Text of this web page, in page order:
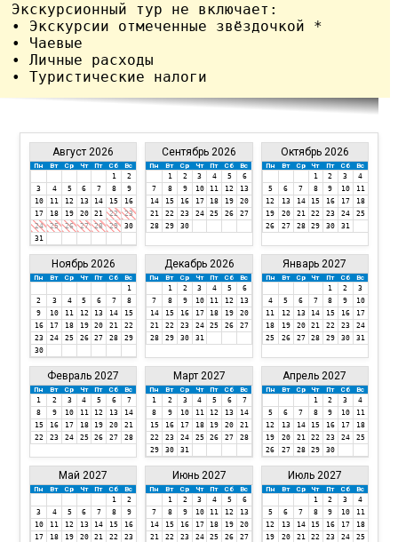
Экскурсионный тур не включает:
• Экскурсии отмеченные звёздочкой *
• Чаевые
• Личные расходы
Август 2026
Пн Вт Ср Чт Пт Сб
Вс
1
2
3
4 5 6 7 8
9
10
11 12 13 14 15
16
17
18 19 20 21 22
23
24
25 26 27 28 29
30
31
Сентябрь 2026
Пн Вт Ср Чт Пт Сб
Вс
1
2 3 4 5
6
7
8 9 10 11 12
13
14
15 16 17 18 19
20
21
22 23 24 25 26
27
28
29 30
Октябрь 2026
Пн Вт Ср Чт Пт Сб
Вс
1
2 3
4
5
6 7 8 9 10
11
12
13 14 15 16 17
18
19
20 21 22 23 24
25
26
27 28 29 30 31
Ноябрь 2026
Пн Вт Ср Чт Пт Сб
Вс
1
2
3 4 5 6 7
8
9
10 11 12 13 14
15
16
17 18 19 20 21
22
23
24 25 26 27 28
29
30
Декабрь 2026
Пн Вт Ср Чт Пт Сб
Вс
1
2 3 4 5
6
7
8 9 10 11 12
13
14
15 16 17 18 19
20
21
22 23 24 25 26
27
28
29 30 31
Январь 2027
Пн Вт Ср Чт Пт Сб
Вс
1
2
3
4
5 6 7 8 9
10
11
12 13 14 15 16
17
18
19 20 21 22 23
24
25
26 27 28 29 30 31
Февраль 2027
Пн Вт Ср Чт Пт Сб
Вс
1
2 3 4 5 6
7
8
9 10 11 12 13
14
15
16 17 18 19 20
21
22
23 24 25 26 27 28
Март 2027
Пн Вт Ср Чт Пт Сб
Вс
1
2 3 4 5 6
7
8
9 10 11 12 13
14
15
16 17 18 19 20
21
22
23 24 25 26 27
28
29
30 31
Апрель 2027
Пн Вт Ср Чт Пт Сб
Вс
1
2 3
4
5
6 7 8 9 10
11
12
13 14 15 16 17
18
19
20 21 22 23 24
25
26
27 28 29 30
Май 2027
Пн Вт Ср Чт Пт Сб
Вс
1
2
3
4 5 6 7 8
9
10
11 12 13 14 15
16
17
18 19 20 21 22
23
Июнь 2027
Пн Вт Ср Чт Пт Сб
Вс
1
2 3 4 5
6
7
8 9 10 11 12
13
14
15 16 17 18 19
20
21
22 23 24 25 26
27
Июль 2027
Пн Вт Ср Чт Пт Сб
Вс
1
2 3
4
5
6 7 8 9 10
11
12
13 14 15 16 17
18
19
20 21 22 23 24
25